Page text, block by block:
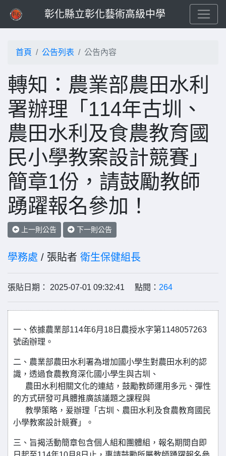
彰化縣立彰化藝術高級中學
首頁 公告列表 公告內容
轉知：農業部農田水利
署辦理「114年古圳、
農田水利及食農教育國
民小學教案設計競賽」
簡章1份，請鼓勵教師
踴躍報名參加！
上一則公告 下一則公告
學務處 / 張貼者 衛生保健組長
張貼日期： 2025-07-01 09:32:41 點閱： 264
一、依據農業部114年6月18日農授水字第1148057263
號函辦理。
二、農業部農田水利署為增加國小學生對農田水利的認
識，透過食農教育深化國小學生與古圳、
農田水利相關文化的連結，鼓勵教師運用多元、彈性
的方式研發可具體推廣該議題之課程與
教學策略，爰辦理「古圳、農田水利及食農教育國民
小學教案設計競賽」。
三、旨揭活動簡章包含個人組和團體組，報名期間自即